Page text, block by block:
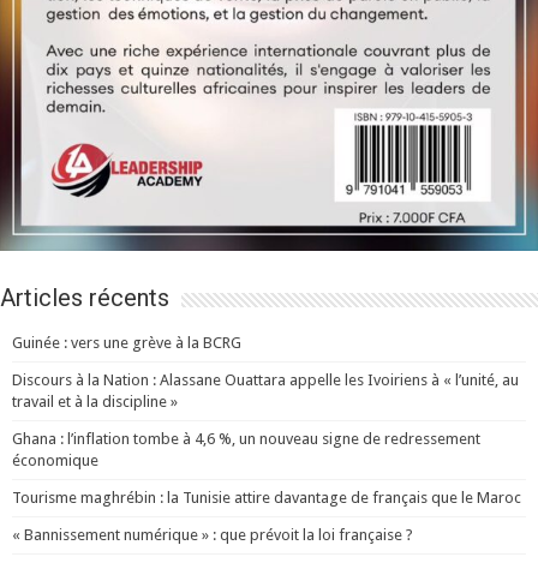
Articles récents
Guinée : vers une grève à la BCRG
Discours à la Nation : Alassane Ouattara appelle les Ivoiriens à « l’unité, au
travail et à la discipline »
Ghana : l’inflation tombe à 4,6 %, un nouveau signe de redressement
économique
Tourisme maghrébin : la Tunisie attire davantage de français que le Maroc
« Bannissement numérique » : que prévoit la loi française ?